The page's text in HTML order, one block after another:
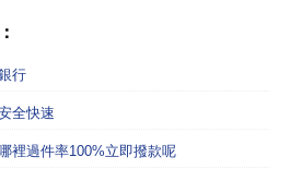
行
全快速
裡過件率100%立即撥款呢